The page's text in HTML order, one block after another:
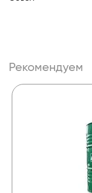
Рекомендуем